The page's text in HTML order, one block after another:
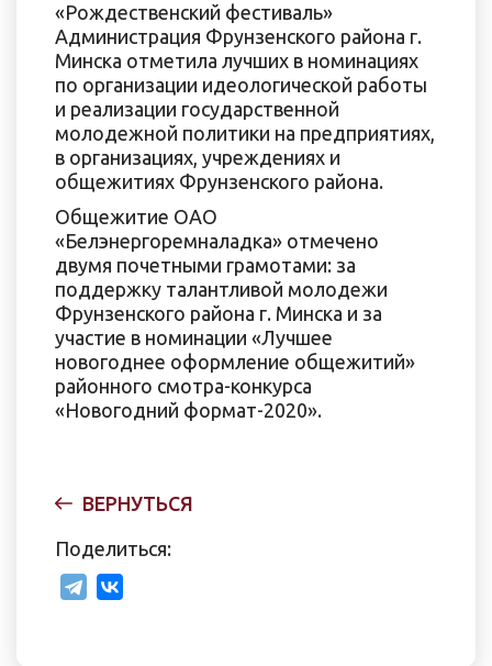
«Рождественский фестиваль»
Администрация Фрунзенского района г.
Минска отметила лучших в номинациях
по организации идеологической работы
и реализации государственной
молодежной политики на предприятиях,
в организациях, учреждениях и
общежитиях Фрунзенского района.
Общежитие ОАО
«Белэнергоремналадка» отмечено
двумя почетными грамотами: за
поддержку талантливой молодежи
Фрунзенского района г. Минска и за
участие в номинации «Лучшее
новогоднее оформление общежитий»
районного смотра-конкурса
«Новогодний формат-2020».
ВЕРНУТЬСЯ
Поделиться: